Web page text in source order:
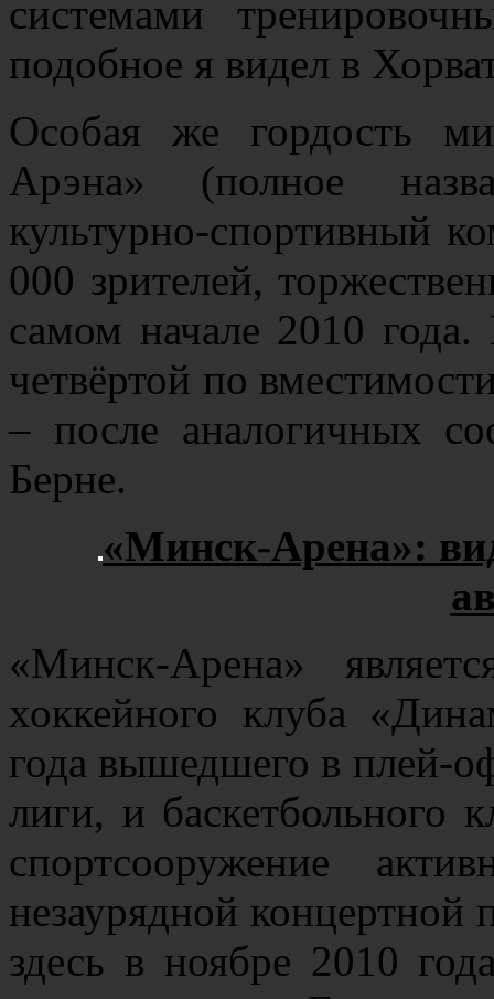
системами
подобное я видел в
Особая же гордость
Арэна» (полное
культурно-спортивный
000 зрителей,
самом начале 2010
четвёртой по
– после аналогичных
Берне.
«Минск-Арена»:
«Минск-Арена»
хоккейного клуба
года вышедшего в плей-
лиги, и баскетбольного
спортсооружение
незаурядной
здесь в ноябре 2010